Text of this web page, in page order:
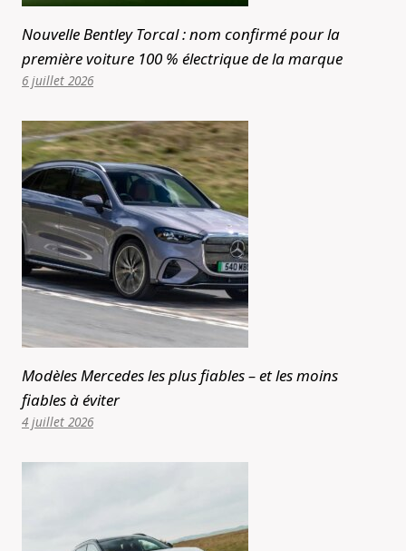
Nouvelle Bentley Torcal : nom confirmé pour la
première voiture 100 % électrique de la marque
6 juillet 2026
Modèles Mercedes les plus fiables – et les moins
fiables à éviter
4 juillet 2026